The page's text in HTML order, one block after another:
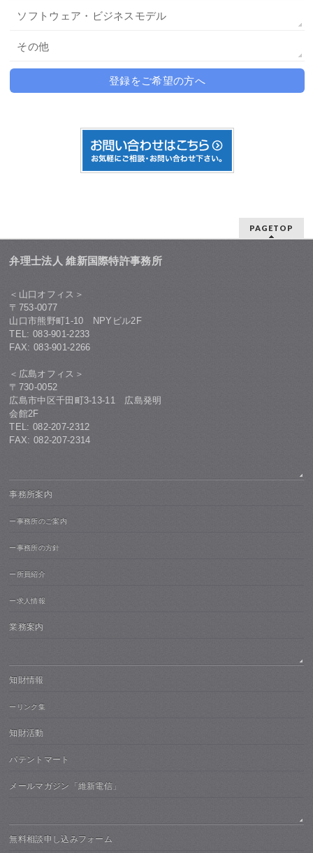
ソフトウェア・ビジネスモデル
その他
登録をご希望の方へ
PAGETOP
弁理士法人 維新国際特許事務所
＜山口オフィス＞
〒753-0077
山口市熊野町1-10 NPYビル2F
TEL: 083-901-2233
FAX: 083-901-2266
＜広島オフィス＞
〒730-0052
広島市中区千田町3-13-11 広島発明
会館2F
TEL: 082-207-2312
FAX: 082-207-2314
事務所案内
ー事務所のご案内
ー事務所の方針
ー所員紹介
ー求人情報
業務案内
知財情報
ーリンク集
知財活動
パテントマート
メールマガジン「維新電信」
無料相談申し込みフォーム